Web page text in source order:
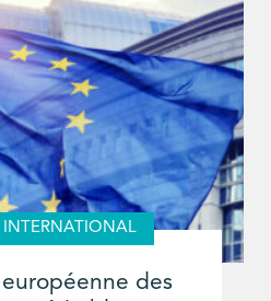
INTERNATIONAL
des